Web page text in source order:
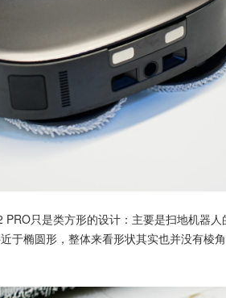
只是类方形的设计：主要是扫地机器
于椭圆形，整体来看形状其实也并没有棱角